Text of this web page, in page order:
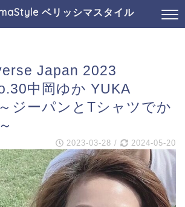
ベリッシマスタイル
Japan 2023
中岡ゆか YUKA
ジーパンとTシャツでか
2023-03-28 / 2024-05-20